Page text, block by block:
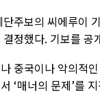
단주보의 씨에루이
결정했다. 기보를 공
중국이나 악의적
‘매너의 문제’를